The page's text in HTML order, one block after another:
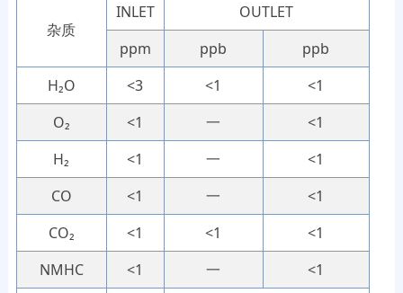
杂质
INLET
OUTLET
ppm
ppb
ppb
H₂O
<3 <1
<1
O₂
<1 一
<1
H₂
<1 一
<1
CO
<1 一
<1
CO₂
<1 <1
<1
NMHC
<1 一
<1